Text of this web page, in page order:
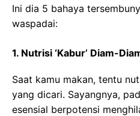
Ini dia 5 bahaya
waspadai:
1. Nutrisi ‘Kabur’ Diam-
Saat kamu makan, tentu
yang dicari. Sayangnya,
esensial berpotensi